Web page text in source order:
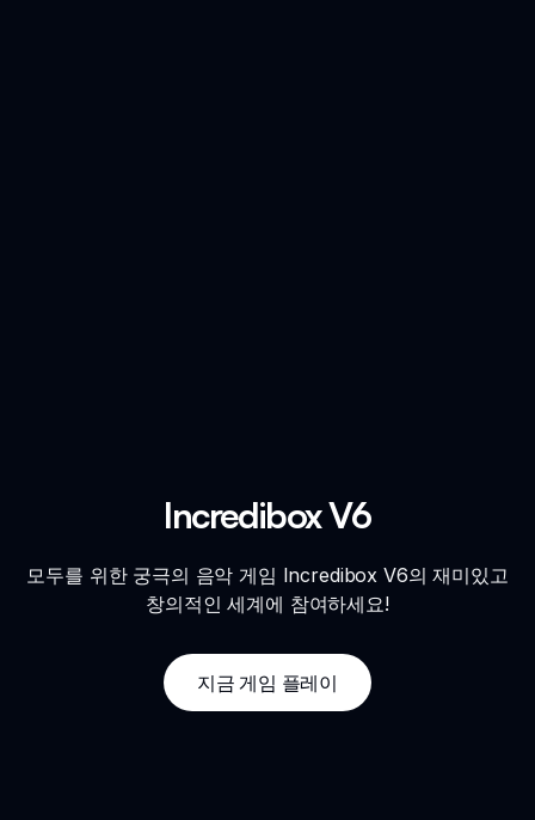
Incredibox V6
모두를 위한 궁극의 음악 게임 Incredibox V6의 재미있고
창의적인 세계에 참여하세요!
지금 게임 플레이